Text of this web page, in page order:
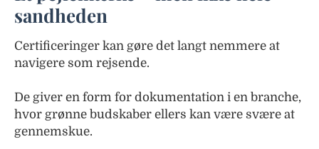
sandheden
Certificeringer kan gøre det langt nemmere at
navigere som rejsende.
De giver en form for dokumentation i en branche,
hvor grønne budskaber ellers kan være svære at
gennemskue.